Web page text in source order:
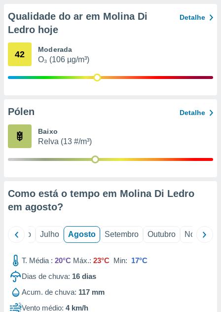
através
estudos
Qualidade do ar em Molina Di
Ledro hoje
Detalhe
42 Moderada
O₃ (106 µg/m³)
Pólen Detalhe
Baixo
Relva (13 #/m³)
Como está o tempo em Molina Di Ledro
em agosto?
Junho Julho Agosto Setembro Outubro Novembro
T. Média : 20°C Máx.: 23°C Min: 17°C
Dias de chuva: 16 dias
Acum. de chuva: 117 mm
Vento médio: 4 km/h